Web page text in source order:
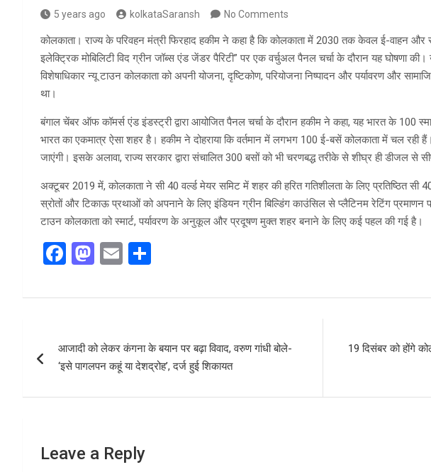
5 years ago kolkataSaransh No Comments
कोलकाता। राज्य के परिवहन मंत्री फिरहाद हकीम ने कहा है कि कोलकाता में 2030 तक केवल ई-वाहन और
इलेक्ट्रिक मोबिलिटी विद ग्रीन जॉब्स एंड जेंडर पैरिटी” पर एक वर्चुअल पैनल चर्चा के दौरान यह घोषणा
विशेषाधिकार न्यू टाउन कोलकाता को अपनी योजना, दृष्टिकोण, परियोजना निष्पादन और पर्यावरण और
था।
बंगाल चेंबर ऑफ कॉमर्स एंड इंडस्ट्री द्वारा आयोजित पैनल चर्चा के दौरान हकीम ने कहा, यह भारत के 100
भारत का एकमात्र ऐसा शहर है। हकीम ने दोहराया कि वर्तमान में लगभग 100 ई-बसें कोलकाता में चल
जाएंगी। इसके अलावा, राज्य सरकार द्वारा संचालित 300 बसों को भी चरणबद्ध तरीके से शीघ्र ही डीजल से
अक्टूबर 2019 में, कोलकाता ने सी 40 वर्ल्ड मेयर समिट में शहर की हरित गतिशीलता के लिए प्रतिष्ठित सी
स्रोतों और टिकाऊ प्रथाओं को अपनाने के लिए इंडियन ग्रीन बिल्डिंग काउंसिल से प्लैटिनम रेटिंग प्रमाणन
टाउन कोलकाता को स्मार्ट, पर्यावरण के अनुकूल और प्रदूषण मुक्त शहर बनाने के लिए कई पहल की गई है।
F
ce
o
o
k
M
st
d
o
n
E
ail ar
navigation
आजादी को लेकर कंगना के बयान पर बढ़ा विवाद, वरुण गांधी बोले-
‘इसे पागलपन कहूं या देशद्रोह’, दर्ज हुई शिकायत
19 दिसंबर को होंगे
Leave a Reply